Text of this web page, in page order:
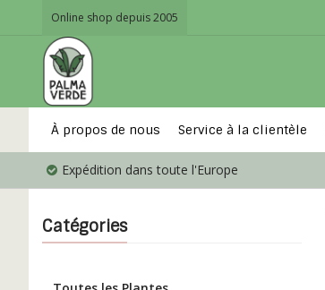
Online shop depuis 2005
À propos de nous Service à la clientèle
Expédition dans toute l'Europe
Catégories